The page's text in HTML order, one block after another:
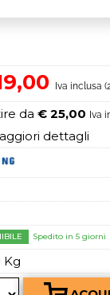
Iva inclusa
da € 25,00 Iva
dettagli
Spedito in 5 giorni
Kg